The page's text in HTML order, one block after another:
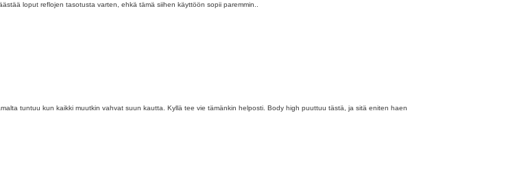
loput reflojen tasotusta varten, ehkä tämä siihen käyttöön sopii paremmin..
tuntuu kun kaikki muutkin vahvat suun kautta. Kyllä tee vie tämänkin helposti. Body high puuttuu tästä, ja sitä eniten haen